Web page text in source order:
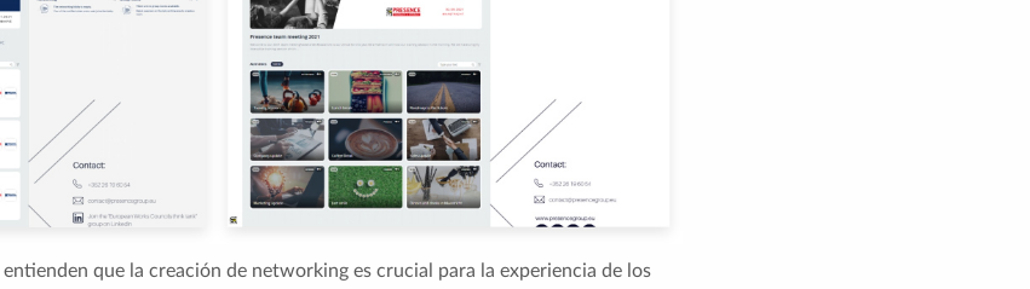
que la creación de networking es crucial para la experiencia de los